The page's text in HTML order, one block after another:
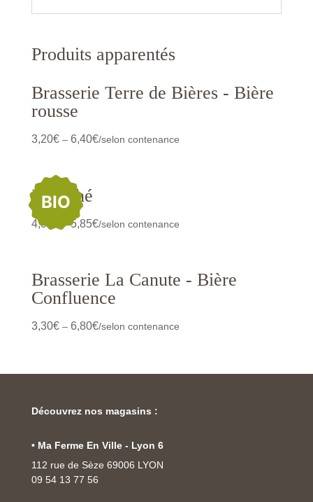
Produits apparentés
Brasserie Terre de Bières - Bière
rousse
3,20€– 6,40€/selon contenance
BIO
Panaché
4,05 –5,85€/selon contenance
Brasserie La Canute - Bière
Confluence
3,30€– 6,80€/selon contenance
Découvrez nos magasins :
• Ma Ferme En Ville - Lyon 6
112 rue de Sèze 69006 LYON
09 54 13 77 56